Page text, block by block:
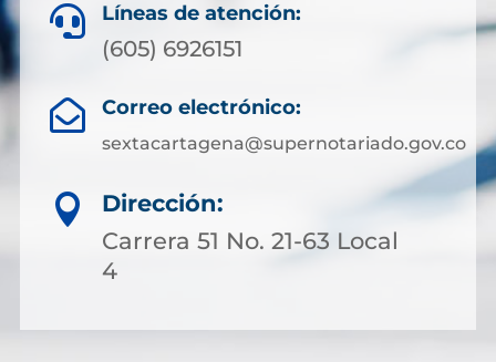
 Líneas de atención:
(605) 6926151
 Correo electrónico:
sextacartagena@supernotariado.gov.co

Dirección:
Carrera 51 No. 21-63 Local
4